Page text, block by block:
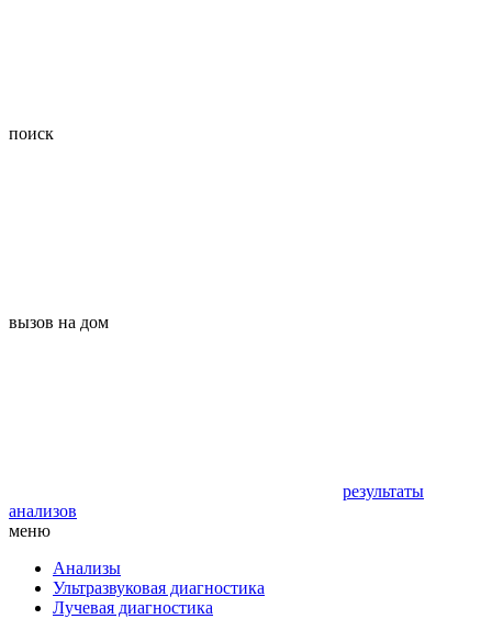
поиск
вызов на дом
результаты
анализов
меню
Анализы
Ультразвуковая диагностика
Лучевая диагностика